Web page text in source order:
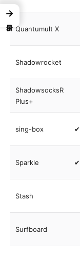
Quantumult X
Shadowrocket
ShadowsocksR
Plus+
sing-box ✔
Sparkle ✔
Stash
Surfboard
→